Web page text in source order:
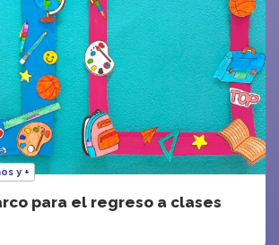
y +
para el regreso a clases